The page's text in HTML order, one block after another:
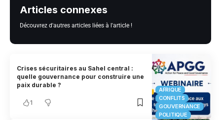
Articles connexes
Découvrez d'autres articles liées à l'article !
AFRIQUE
CONFLITS
GOUVERNANCE
POLITIQUE
Crises sécuritaires au Sahel central :
quelle gouvernance pour construire une
paix durable ?
1